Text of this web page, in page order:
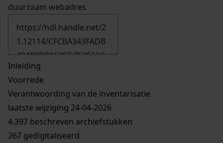
duurzaam webadres
Inleiding
Voorrede
Verantwoording van de inventarisatie
laatste wijziging 24-04-2026
4.397 beschreven archiefstukken
267 gedigitaliseerd